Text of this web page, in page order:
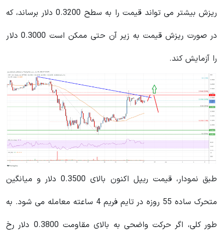
ریزش بیشتر می تواند قیمت را به سطح 0.3200 دلار برساند، که
در صورت ریزش قیمت به زیر آن حتی ممکن است 0.3000 دلار
را آزمایش کند.
طبق نمودار، قیمت ریپل اکنون بالای 0.3500 دلار و میانگین
متحرک ساده 55 روزه در تایم فریم 4 ساعته معامله می شود. به
طور کلی، اگر حرکت واضحی به بالای مقاومت 0.3800 دلار رخ